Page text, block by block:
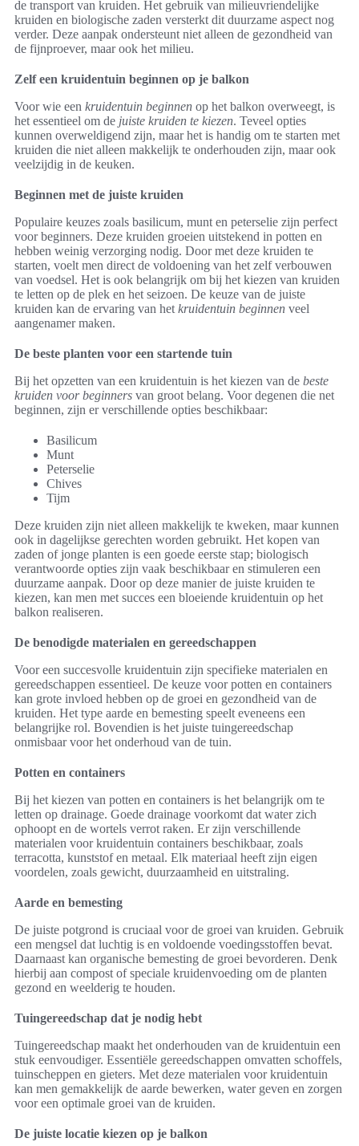
de transport van kruiden. Het gebruik van milieuvriendelijke
kruiden en biologische zaden versterkt dit duurzame aspect nog
verder. Deze aanpak ondersteunt niet alleen de gezondheid van
de fijnproever, maar ook het milieu.
Zelf een kruidentuin beginnen op je balkon
Voor wie een kruidentuin beginnen op het balkon overweegt, is
het essentieel om de juiste kruiden te kiezen. Teveel opties
kunnen overweldigend zijn, maar het is handig om te starten met
kruiden die niet alleen makkelijk te onderhouden zijn, maar ook
veelzijdig in de keuken.
Beginnen met de juiste kruiden
Populaire keuzes zoals basilicum, munt en peterselie zijn perfect
voor beginners. Deze kruiden groeien uitstekend in potten en
hebben weinig verzorging nodig. Door met deze kruiden te
starten, voelt men direct de voldoening van het zelf verbouwen
van voedsel. Het is ook belangrijk om bij het kiezen van kruiden
te letten op de plek en het seizoen. De keuze van de juiste
kruiden kan de ervaring van het kruidentuin beginnen veel
aangenamer maken.
De beste planten voor een startende tuin
Bij het opzetten van een kruidentuin is het kiezen van de beste
kruiden voor beginners van groot belang. Voor degenen die net
beginnen, zijn er verschillende opties beschikbaar:
Basilicum
Munt
Peterselie
Chives
Tijm
Deze kruiden zijn niet alleen makkelijk te kweken, maar kunnen
ook in dagelijkse gerechten worden gebruikt. Het kopen van
zaden of jonge planten is een goede eerste stap; biologisch
verantwoorde opties zijn vaak beschikbaar en stimuleren een
duurzame aanpak. Door op deze manier de juiste kruiden te
kiezen, kan men met succes een bloeiende kruidentuin op het
balkon realiseren.
De benodigde materialen en gereedschappen
Voor een succesvolle kruidentuin zijn specifieke materialen en
gereedschappen essentieel. De keuze voor potten en containers
kan grote invloed hebben op de groei en gezondheid van de
kruiden. Het type aarde en bemesting speelt eveneens een
belangrijke rol. Bovendien is het juiste tuingereedschap
onmisbaar voor het onderhoud van de tuin.
Potten en containers
Bij het kiezen van potten en containers is het belangrijk om te
letten op drainage. Goede drainage voorkomt dat water zich
ophoopt en de wortels verrot raken. Er zijn verschillende
materialen voor kruidentuin containers beschikbaar, zoals
terracotta, kunststof en metaal. Elk materiaal heeft zijn eigen
voordelen, zoals gewicht, duurzaamheid en uitstraling.
Aarde en bemesting
De juiste potgrond is cruciaal voor de groei van kruiden. Gebruik
een mengsel dat luchtig is en voldoende voedingsstoffen bevat.
Daarnaast kan organische bemesting de groei bevorderen. Denk
hierbij aan compost of speciale kruidenvoeding om de planten
gezond en weelderig te houden.
Tuingereedschap dat je nodig hebt
Tuingereedschap maakt het onderhouden van de kruidentuin een
stuk eenvoudiger. Essentiële gereedschappen omvatten schoffels,
tuinscheppen en gieters. Met deze materialen voor kruidentuin
kan men gemakkelijk de aarde bewerken, water geven en zorgen
voor een optimale groei van de kruiden.
De juiste locatie kiezen op je balkon